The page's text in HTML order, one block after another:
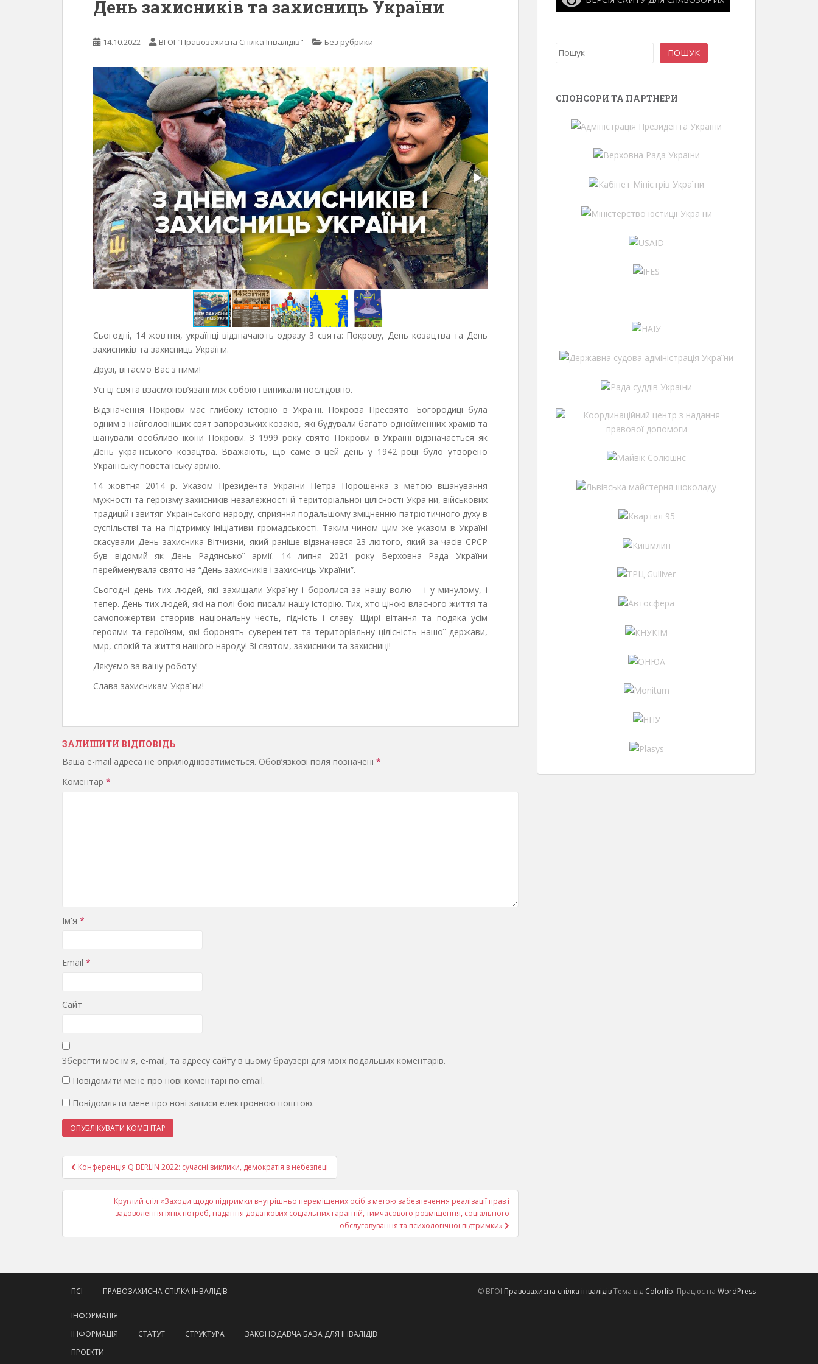
День захисників та захисниць України
14.10.2022 ВГОІ "Правозахисна Спілка Інвалідів" Без рубрики
Сьогодні, 14 жовтня, українці відзначають одразу 3 свята: Покрову, День козацтва та День
захисників та захисниць України.
Друзі, вітаємо Вас з ними!
Усі ці свята взаємопов’язані між собою і виникали послідовно.
Відзначення Покрови має глибоку історію в Україні. Покрова Пресвятої Богородиці була
одним з найголовніших свят запорозьких козаків, які будували багато однойменних храмів та
шанували особливо ікони Покрови. З 1999 року свято Покрови в Україні відзначається як
День українського козацтва. Вважають, що саме в цей день у 1942 році було утворено
Українську повстанську армію.
14 жовтня 2014 р. Указом Президента України Петра Порошенка з метою вшанування
мужності та героїзму захисників незалежності й територіальної цілісності України, військових
традицій і звитяг Українського народу, сприяння подальшому зміцненню патріотичного духу в
суспільстві та на підтримку ініціативи громадськості. Таким чином цим же указом в Україні
скасували День захисника Вітчизни, який раніше відзначався 23 лютого, який за часів СРСР
був відомий як День Радянської армії. 14 липня 2021 року Верховна Рада України
перейменувала свято на “День захисників і захисниць України”.
Сьогодні день тих людей, які захищали Україну і боролися за нашу волю – і у минулому, і
тепер. День тих людей, які на полі бою писали нашу історію. Тих, хто ціною власного життя та
самопожертви створив національну честь, гідність і славу. Щирі вітання та подяка усім
героями та героїням, які боронять суверенітет та територіальну цілісність нашої держави,
мир, спокій та життя нашого народу! Зі святом, захисники та захисниці!
Дякуємо за вашу роботу!
Слава захисникам України!
ЗАЛИШИТИ ВІДПОВІДЬ
Ваша e-mail адреса не оприлюднюватиметься. Обов’язкові поля позначені *
Коментар *
Ім'я *
Email *
Сайт
Зберегти моє ім'я, e-mail, та адресу сайту в цьому браузері для моїх подальших коментарів.
Повідомити мене про нові коментарі по email.
Повідомляти мене про нові записи електронною поштою.
Навігація
записів
Конференція Q BERLIN 2022: сучасні виклики, демократія в небезпеці
Круглий стіл «Заходи щодо підтримки внутрішньо переміщених осіб з метою забезпечення реалізації прав і
задоволення їхніх потреб, надання додаткових соціальних гарантій, тимчасового розміщення, соціального
обслуговування та психологічної підтримки»
Пошук ПОШУК
СПОНСОРИ ТА ПАРТНЕРИ
ПСІ ПРАВОЗАХИСНА СПІЛКА ІНВАЛІДІВ
ІНФОРМАЦІЯ
ІНФОРМАЦІЯ
СТАТУТ СТРУКТУРА
ЗАКОНОДАВЧА БАЗА ДЛЯ ІНВАЛІДІВ
ПРОЕКТИ
© ВГОІ Правозахисна спілка інвалідівТема від Colorlib. Працює на WordPress